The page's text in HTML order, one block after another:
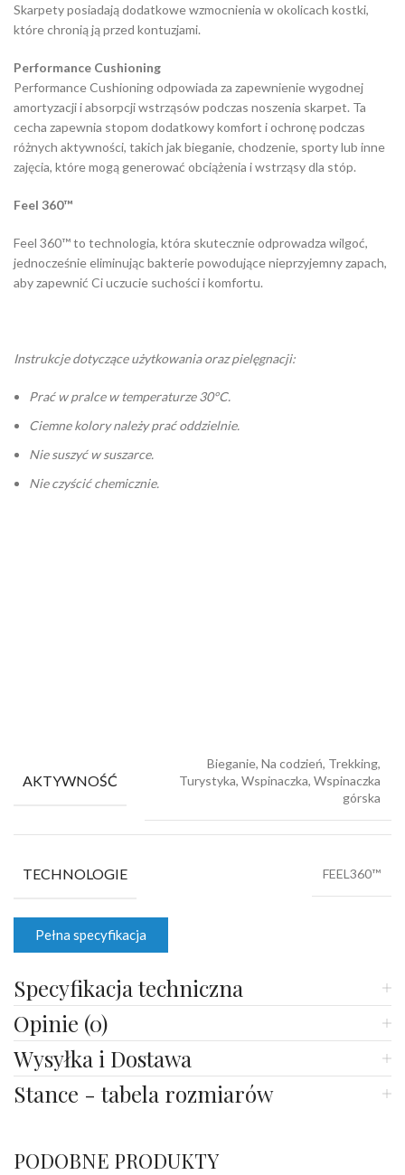
Skarpety posiadają dodatkowe wzmocnienia w okolicach kostki,
które chronią ją przed kontuzjami.
Performance Cushioning
Performance Cushioning odpowiada za zapewnienie wygodnej
amortyzacji i absorpcji wstrząsów podczas noszenia skarpet. Ta
cecha zapewnia stopom dodatkowy komfort i ochronę podczas
różnych aktywności, takich jak bieganie, chodzenie, sporty lub inne
zajęcia, które mogą generować obciążenia i wstrząsy dla stóp.
Feel 360™
Feel 360™ to technologia, która skutecznie odprowadza wilgoć,
jednocześnie eliminując bakterie powodujące nieprzyjemny zapach,
aby zapewnić Ci uczucie suchości i komfortu.
Instrukcje dotyczące użytkowania oraz pielęgnacji:
Prać w pralce w temperaturze 30°C.
Ciemne kolory należy prać oddzielnie.
Nie suszyć w suszarce.
Nie czyścić chemicznie.
AKTYWNOŚĆ
Bieganie, Na codzień, Trekking,
Turystyka, Wspinaczka, Wspinaczka
górska
TECHNOLOGIE FEEL360™
Pełna specyfikacja
Specyfikacja techniczna
Opinie (0)
Wysyłka i Dostawa
Stance - tabela rozmiarów
PODOBNE PRODUKTY